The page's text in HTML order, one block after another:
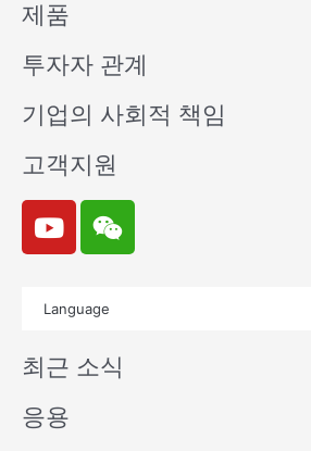
제품
투자자 관계
기업의 사회적 책임
고객지원
Y
o
u
e
W
e
i
n
Language
최근 소식
응용